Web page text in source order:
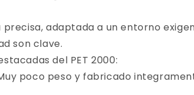
precisa, adaptada a un entorno
son clave.
del PET 2000:
poco peso y fabricado